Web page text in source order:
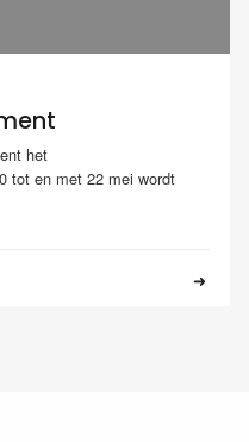
het
tot en met 22 mei wordt